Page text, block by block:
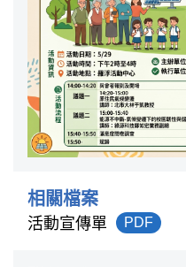
相關檔案
活動宣傳單 PDF